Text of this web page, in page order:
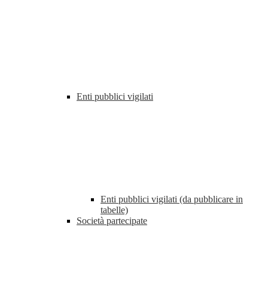
Enti pubblici vigilati
Enti pubblici vigilati (da pubblicare in
tabelle)
Società partecipate